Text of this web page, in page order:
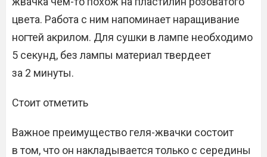
цвета. Работа с ним напоминает наращивание
ногтей акрилом. Для сушки в лампе необходимо
5 секунд, без лампы материал твердеет
за 2 минуты.
Стоит отметить
Важное преимущество геля-жвачки состоит
в том, что он накладывается только с середины